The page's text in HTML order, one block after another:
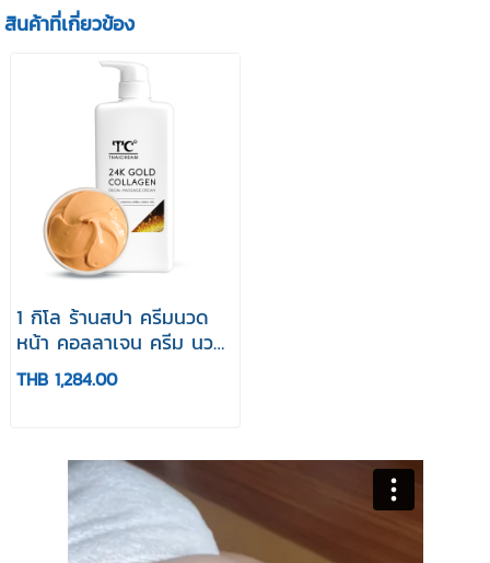
สินค้าที่เกี่ยวข้อง
1 กิโล ร้านสปา ครีมนวด
หน้า คอลลาเจน ครีม นวด
หน้า สปา ไทยครีม
Thaicream 24K GOLD
THB 1,284.00